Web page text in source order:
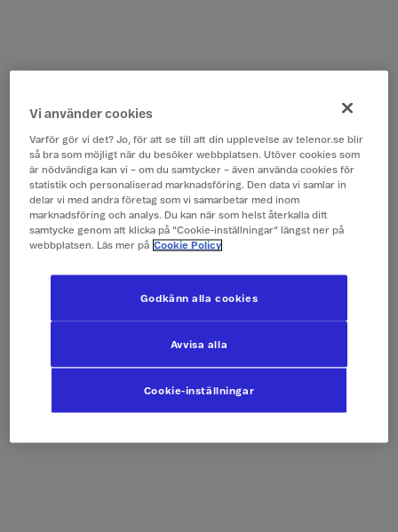
Vi använder cookies
Varför gör vi det? Jo, för att se till att din upplevelse av telenor.se blir
så bra som möjligt när du besöker webbplatsen. Utöver cookies som
är nödvändiga kan vi – om du samtycker – även använda cookies för
statistik och personaliserad marknadsföring. Den data vi samlar in
delar vi med andra företag som vi samarbetar med inom
marknadsföring och analys. Du kan när som helst återkalla ditt
samtycke genom att klicka på ”Cookie-inställningar” längst ner på
webbplatsen. Läs mer på Cookie Policy
Cookie-inställningar
Avvisa alla
Godkänn alla cookies